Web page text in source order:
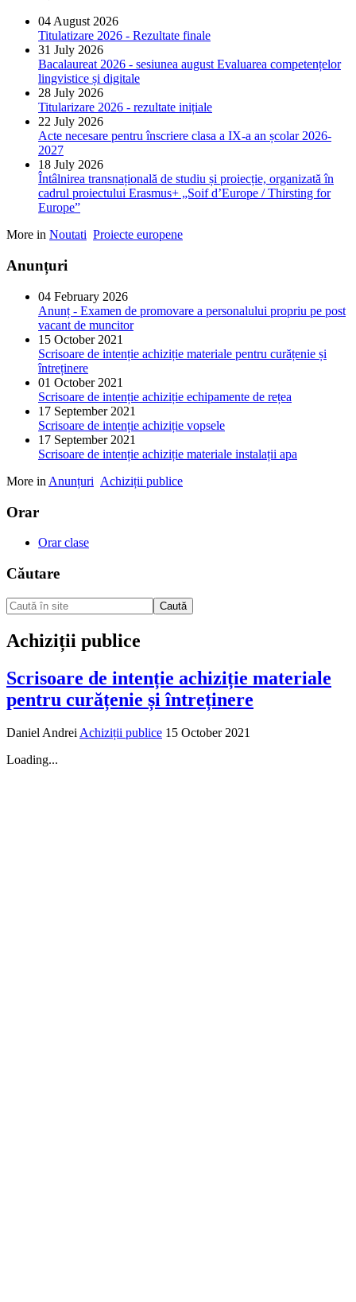
04 August 2026
Titulatizare 2026 - Rezultate finale
31 July 2026
Bacalaureat 2026 - sesiunea august Evaluarea competențelor
lingvistice și digitale
28 July 2026
Titularizare 2026 - rezultate inițiale
22 July 2026
Acte necesare pentru înscriere clasa a IX-a an școlar 2026-
2027
18 July 2026
Întâlnirea transnațională de studiu și proiecție, organizată în
cadrul proiectului Erasmus+ „Soif d’Europe / Thirsting for
Europe”
More in Noutati Proiecte europene
Anunțuri
04 February 2026
Anunț - Examen de promovare a personalului propriu pe post
vacant de muncitor
15 October 2021
Scrisoare de intenție achiziție materiale pentru curățenie și
întreținere
01 October 2021
Scrisoare de intenție achiziție echipamente de rețea
17 September 2021
Scrisoare de intenție achiziție vopsele
17 September 2021
Scrisoare de intenție achiziție materiale instalații apa
More in Anunțuri Achiziții publice
Orar
Orar clase
Căutare
Caută
Achiziții publice
Scrisoare de intenție achiziție materiale
pentru curățenie și întreținere
Daniel AndreiAchiziții publice 15 October 2021
Loading...